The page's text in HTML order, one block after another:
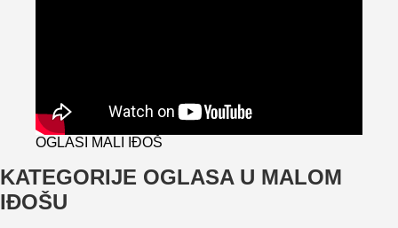
OGLASI MALI IĐOŠ
KATEGORIJE OGLASA U MALOM
IĐOŠU